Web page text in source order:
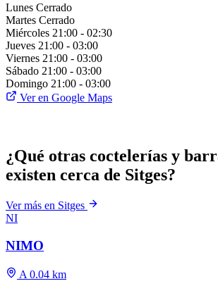
Lunes Cerrado
Martes Cerrado
Miércoles 21:00 - 02:30
Jueves 21:00 - 03:00
Viernes 21:00 - 03:00
Sábado 21:00 - 03:00
Domingo 21:00 - 03:00
Ver en Google Maps
¿Qué otras coctelerías y
existen cerca de Sitges?
Ver más en Sitges
NI
NIMO
A 0.04 km